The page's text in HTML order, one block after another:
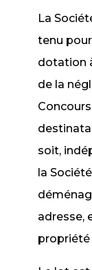
La
tenu
dotation
de la
soit,
la
adresse,
propriété